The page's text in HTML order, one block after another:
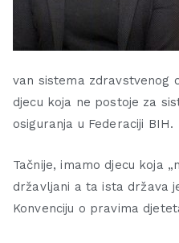
van sistema zdravstvenog
djecu koja ne postoje za
osiguranja u Federaciji BIH.
Tačnije, imamo djecu koja
državljani a ta ista država
Konvenciju o pravima